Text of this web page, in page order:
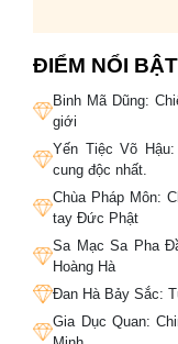
lịch sử và thiên
chinh phục sa
ải hùng vĩ thời
Nguyệt Nha
vùng Tân
lệ. Không chỉ là
cầm lái đầy
thoại, kết hợp
quan thiên
mạc. Tour
những tín đồ
nghiệm khác
trong những
ĐIỂM NỔI BẬT
Binh Mã Dũng:
giới
Yến Tiệc Võ
cung độc nhất.
Chùa Pháp Môn:
tay Đức Phật
​Sa Mạc Sa Pha
Hoàng Hà
​Đan Hà Bảy Sắc:
Gia Dục Quan: